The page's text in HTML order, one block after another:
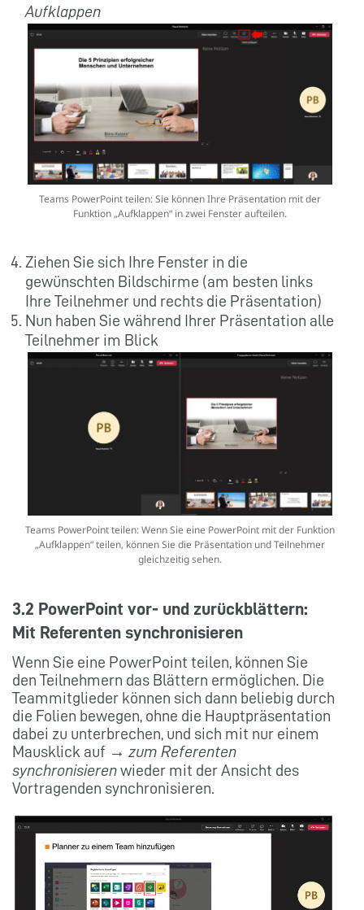
Aufklappen
Teams PowerPoint teilen: Sie können Ihre Präsentation mit der
Funktion „Aufklappen“ in zwei Fenster aufteilen.
Ziehen Sie sich Ihre Fenster in die
gewünschten Bildschirme (am besten links
Ihre Teilnehmer und rechts die Präsentation)
Nun haben Sie während Ihrer Präsentation alle
Teilnehmer im Blick
Teams PowerPoint teilen: Wenn Sie eine PowerPoint mit der Funktion
„Aufklappen“ teilen, können Sie die Präsentation und Teilnehmer
gleichzeitig sehen.
3.2 PowerPoint vor- und zurückblättern:
Mit Referenten synchronisieren
Wenn Sie eine PowerPoint teilen, können Sie
den Teilnehmern das Blättern ermöglichen. Die
Teammitglieder können sich dann beliebig durch
die Folien bewegen, ohne die Hauptpräsentation
dabei zu unterbrechen, und sich mit nur einem
Mausklick auf → zum Referenten
synchronisieren wieder mit der Ansicht des
Vortragenden synchronisieren.